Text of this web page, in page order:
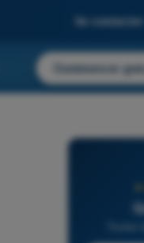
Se connecter
Commencer